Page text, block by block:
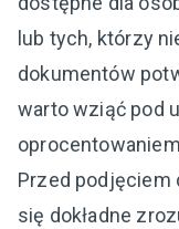
lub tych, którzy
dokumentów
warto wziąć pod
Przed podjęciem
się dokładne